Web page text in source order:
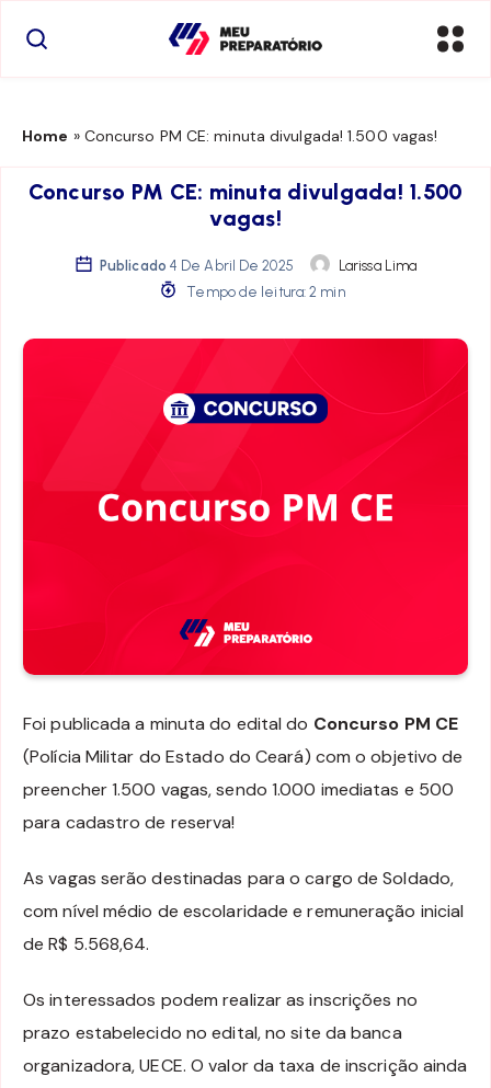
Home » Concurso PM CE: minuta divulgada! 1.500 vagas!
Concurso PM CE: minuta divulgada! 1.500
vagas!
Publicado 4 De Abril De 2025
Larissa Lima
Tempo de leitura: 2 min
Foi publicada a minuta do edital do Concurso PM CE
(Polícia Militar do Estado do Ceará) com o objetivo de
preencher 1.500 vagas, sendo 1.000 imediatas e 500
para cadastro de reserva!
As vagas serão destinadas para o cargo de Soldado,
com nível médio de escolaridade e remuneração inicial
de R$ 5.568,64.
Os interessados podem realizar as inscrições no
prazo estabelecido no edital, no site da banca
organizadora, UECE. O valor da taxa de inscrição ainda